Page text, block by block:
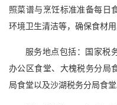
照菜谱与烹饪标准准备每日
环境卫生清洁等，确保食材
服务地点包括：国家税
办公区食堂、大槐税务分局
局食堂以及沙湖税务分局食堂